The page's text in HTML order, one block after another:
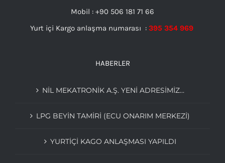
Mobil : +90 506 181 71 66
Yurt içi Kargo anlaşma numarası : 395 354 969
HABERLER
NIL MEKATRONIK A.Ş. YENI ADRESIMIZ…
LPG BEYIN TAMIRI (ECU ONARIM MERKEZI)
YURTİÇİ KAGO ANLAŞMASI YAPILDI